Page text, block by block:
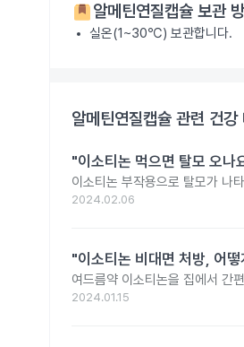
알메틴연질캡슐 보관
실온(1~30℃) 보관합니다.
알메틴연질캡슐 관련 건강
"이소티논 먹으면 탈모 오나
이소티논 부작용으로 탈모가 나
2024.02.06
"이소티논 비대면 처방, 어
여드름약 이소티논을 집에서 간
2024.01.15